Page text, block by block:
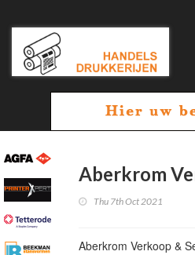
Aberkrom
Thu 7th Oct 2021
Aberkrom Verkoop &